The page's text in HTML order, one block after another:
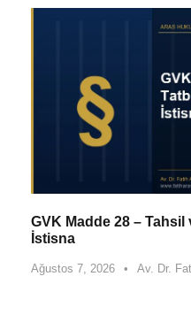
GVK Madde 28 –
İstisna
Ağustos 7, 2026 • Av. Dr.